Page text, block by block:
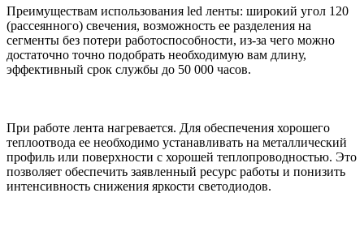
Преимуществам использования led ленты: широкий угол 120
(рассеянного) свечения, возможность ее разделения на
сегменты без потери работоспособности, из-за чего можно
достаточно точно подобрать необходимую вам длину,
эффективный срок службы до 50 000 часов.
При работе лента нагревается. Для обеспечения хорошего
теплоотвода ее необходимо устанавливать на металлический
профиль или поверхности с хорошей теплопроводностью. Это
позволяет обеспечить заявленный ресурс работы и понизить
интенсивность снижения яркости светодиодов.